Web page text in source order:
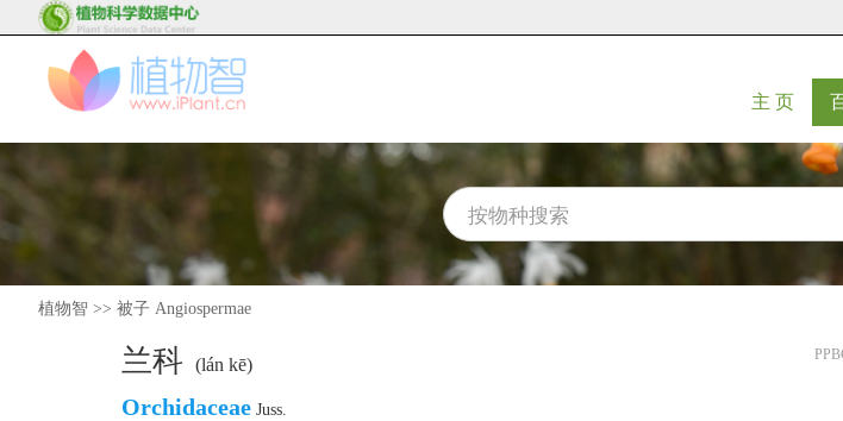
主 页
植物智 >> 被子 Angiospermae
兰科 (lán kē)
Orchidaceae Juss.